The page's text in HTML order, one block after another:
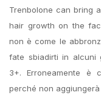
Trenbolone can bring
hair growth on the
non è come le
fate sbiadirti in alcuni
3+. Erroneamente è
perché non